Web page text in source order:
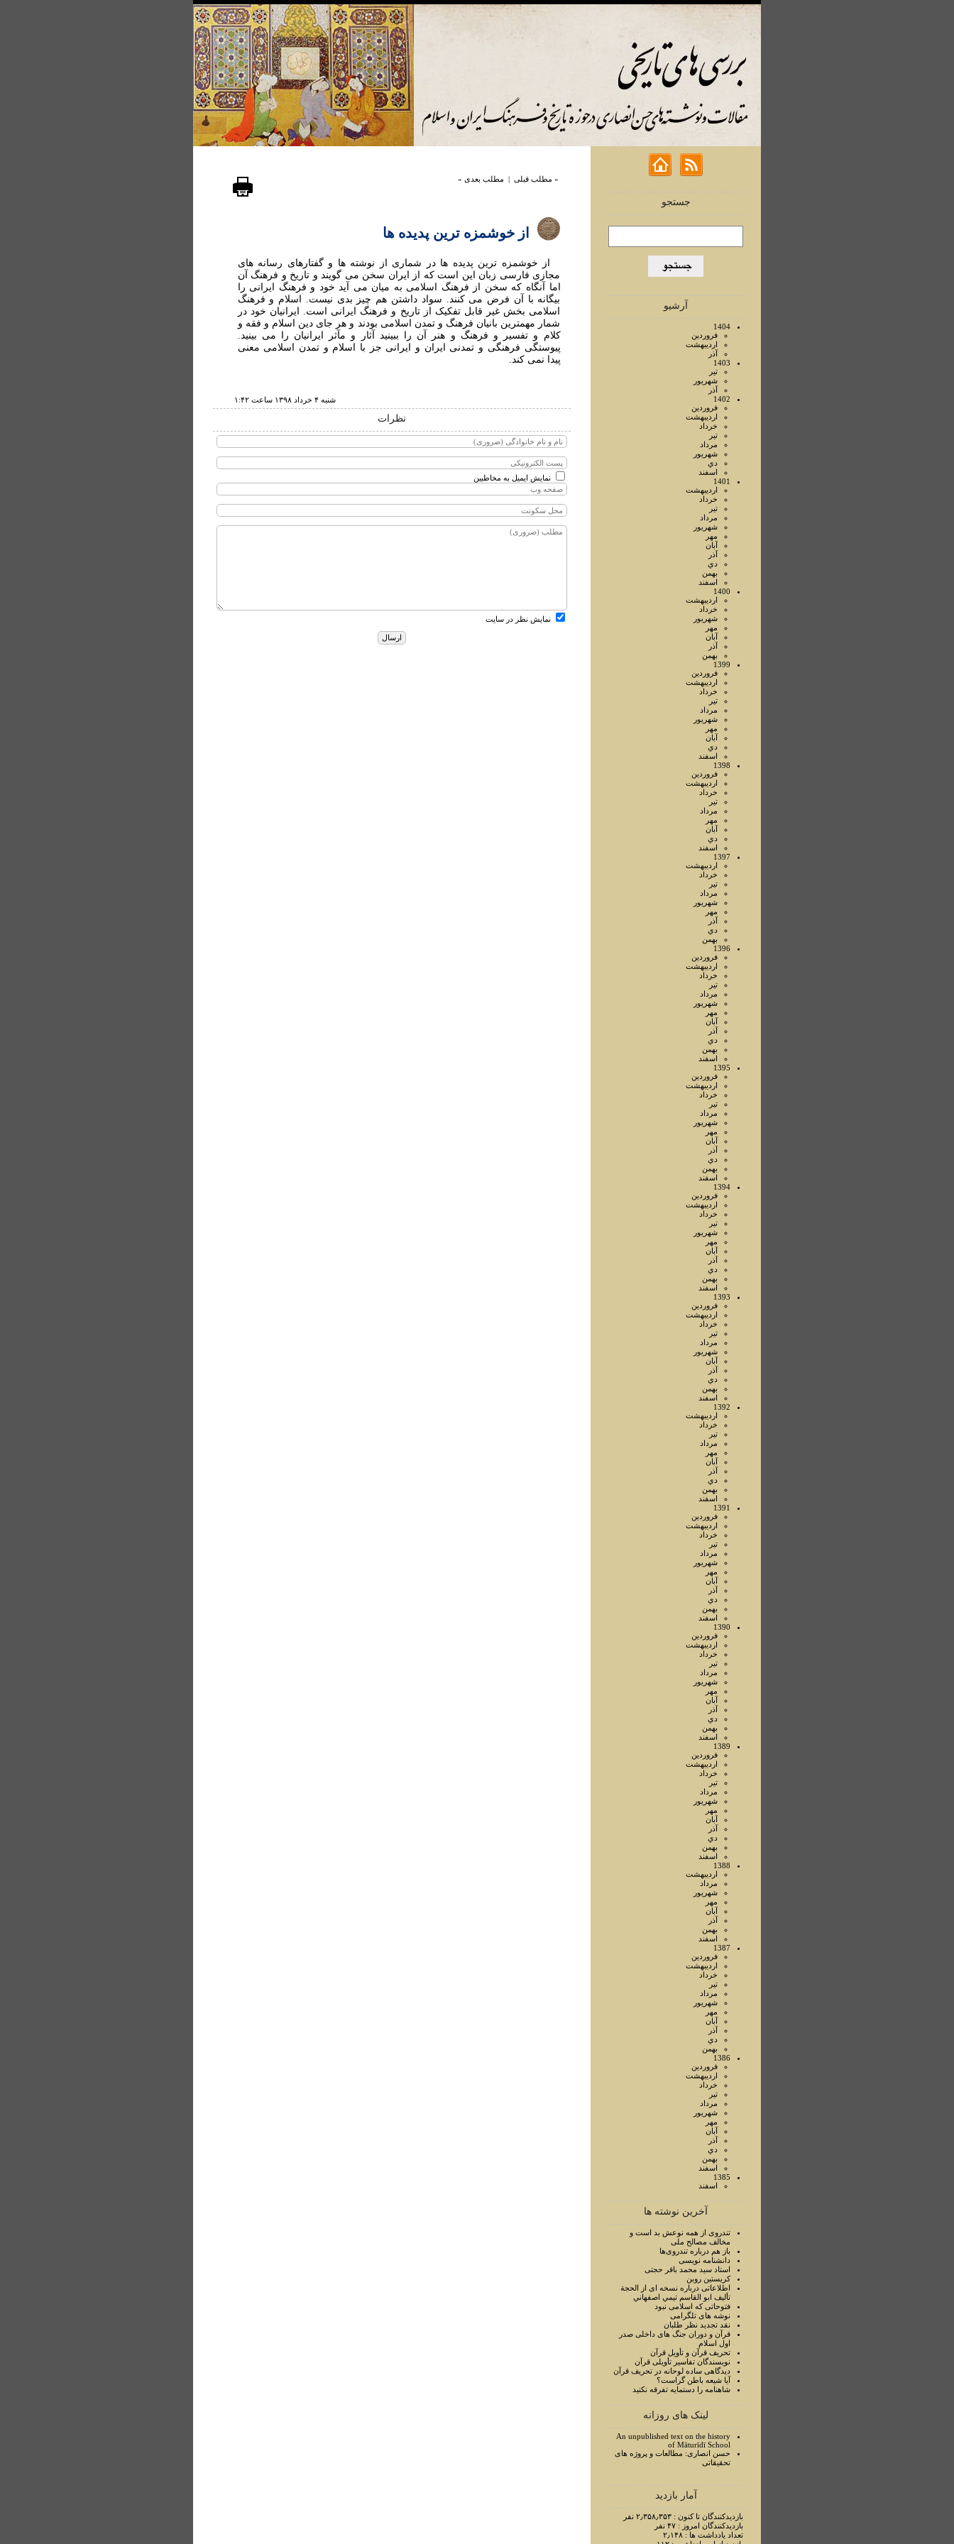
جستجو
آرشیو
1404
فروردين
ارديبهشت
آذر
1403
تير
شهريور
آذر
1402
فروردين
ارديبهشت
خرداد
تير
مرداد
شهريور
دي
اسفند
1401
ارديبهشت
خرداد
تير
مرداد
شهريور
مهر
آبان
آذر
دي
بهمن
اسفند
1400
ارديبهشت
خرداد
شهريور
مهر
آبان
آذر
بهمن
1399
فروردين
ارديبهشت
خرداد
تير
مرداد
شهريور
مهر
آبان
دي
اسفند
1398
فروردين
ارديبهشت
خرداد
تير
مرداد
مهر
آبان
دي
اسفند
1397
ارديبهشت
خرداد
تير
مرداد
شهريور
مهر
آذر
دي
بهمن
1396
فروردين
ارديبهشت
خرداد
تير
مرداد
شهريور
مهر
آبان
آذر
دي
بهمن
اسفند
1395
فروردين
ارديبهشت
خرداد
تير
مرداد
شهريور
مهر
آبان
آذر
دي
بهمن
اسفند
1394
فروردين
ارديبهشت
خرداد
تير
شهريور
مهر
آبان
آذر
دي
بهمن
اسفند
1393
فروردين
ارديبهشت
خرداد
تير
مرداد
شهريور
آبان
آذر
دي
بهمن
اسفند
1392
ارديبهشت
خرداد
تير
مرداد
مهر
آبان
آذر
دي
بهمن
اسفند
1391
فروردين
ارديبهشت
خرداد
تير
مرداد
شهريور
مهر
آبان
آذر
دي
بهمن
اسفند
1390
فروردين
ارديبهشت
خرداد
تير
مرداد
شهريور
مهر
آبان
آذر
دي
بهمن
اسفند
1389
فروردين
ارديبهشت
خرداد
تير
مرداد
شهريور
مهر
آبان
آذر
دي
بهمن
اسفند
1388
ارديبهشت
مرداد
شهريور
مهر
آبان
آذر
بهمن
اسفند
1387
فروردين
ارديبهشت
خرداد
تير
مرداد
شهريور
مهر
آبان
آذر
دي
بهمن
1386
فروردين
ارديبهشت
خرداد
تير
مرداد
شهريور
مهر
آبان
آذر
دي
بهمن
اسفند
1385
اسفند
آخرین نوشته ها
تندروی از همه نوعش بد است و
مخالف مصالح ملی
باز هم درباره تندروی‌ها
دانشنامه نویسی
استاد سيد محمد باقر حجتی
کریستین روبن
اطلاعاتی درباره نسخه ای از الحجة
تأليف ابو القاسم تيمي اصفهاني
فتوحاتی که اسلامی نبود
نوشه های تلگرامی
نقد تجدید نظر طلبان
قرآن و دوران جنگ های داخلی صدر
اول اسلام
تحريف قرآن و تأويل قرآن
نويسندگان تفاسير تأويلی قرآن
ديدگاهی ساده لوحانه در تحريف قرآن
آيا شيعه باطن گراست؟
شاهنامه را دستمايه تفرقه نکنيد
لینک های روزانه
An unpublished text on the history
of Māturīdī School
حسن انصاری: مطالعات و پروژه های
تحقیقاتی
آمار بازدید
بازدیدکنندگان تا کنون : ۲٫۳۵۸٫۳۵۳ نفر
بازدیدکنندگان امروز : ۴۷ نفر
تعداد یادداشت ها : ۲٫۱۴۸
« مطلب قبلی | مطلب بعدی »
از خوشمزه ترین پدیده ها
از خوشمزه ترین پدیده ها در شماری از نوشته ها و گفتارهای رسانه های
مجازی فارسی زبان اين است که از ايران سخن می گويند و تاريخ و فرهنگ آن
اما آنگاه که سخن از فرهنگ اسلامی به ميان می آيد خود و فرهنگ ايرانی را
بيگانه با آن فرض می کنند. سواد داشتن هم چيز بدی نيست. اسلام و فرهنگ
اسلامی بخش غير قابل تفکيک از تاريخ و فرهنگ ايرانی است. ايرانيان خود در
شمار مهمترين بانيان فرهنگ و تمدن اسلامی بودند و هر جای دين اسلام و فقه و
کلام و تفسير و فرهنگ و هنر آن را ببينيد آثار و مآثر ايرانيان را می بينيد.
پيوستگی فرهنگی و تمدنی ايران و ايرانی جز با اسلام و تمدن اسلامی معنی
پيدا نمی کند.
شنبه ۴ خرداد ۱۳۹۸ ساعت ۱:۴۲
نظرات
نمایش ایمیل به مخاطبین
نمایش نظر در سایت